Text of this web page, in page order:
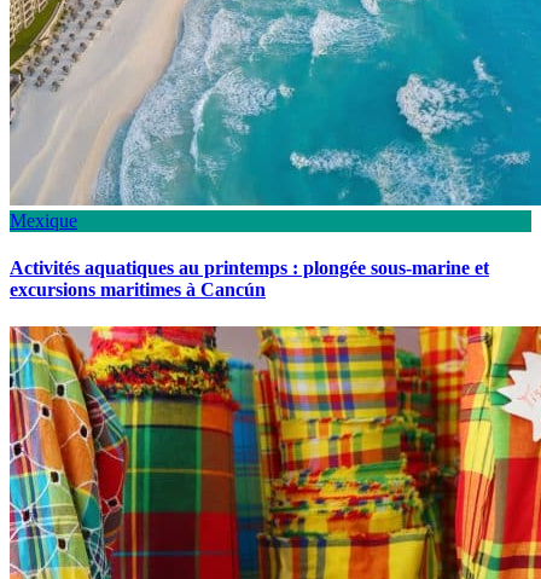
Mexique
Activités aquatiques au printemps : plongée sous-marine et
excursions maritimes à Cancún